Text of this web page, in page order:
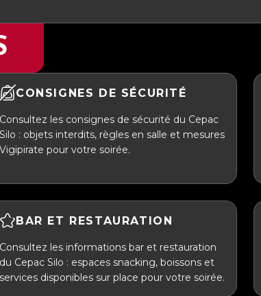
CONSIGNES DE SÉCURITÉ
Consultez les consignes de sécurité du Cepac
Silo : objets interdits, règles en salle et mesures
Vigipirate pour votre soirée.
BAR ET RESTAURATION
Consultez les informations bar et restauration
du Cepac Silo : espaces snacking, boissons et
services disponibles sur place pour votre soirée.